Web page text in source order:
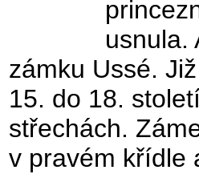
usnula.
zámku Ussé.
15. do 18.
střechách.
v pravém křídle